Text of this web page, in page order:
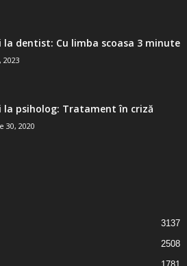
la dentist: Cu limba scoasa 3 minute
2023
la psiholog: Tratament în criză
30, 2020
3137
2508